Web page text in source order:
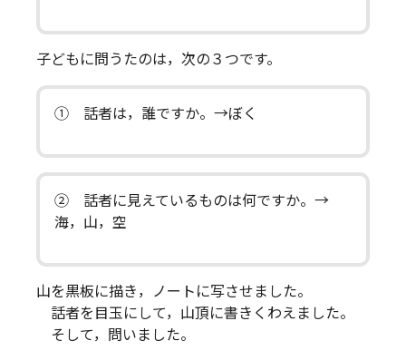
子どもに問うたのは，次の３つです。
① 話者は，誰ですか。→ぼく
② 話者に見えているものは何ですか。→
海，山，空
山を黒板に描き，ノートに写させました。
話者を目玉にして，山頂に書きくわえました。
そして，問いました。